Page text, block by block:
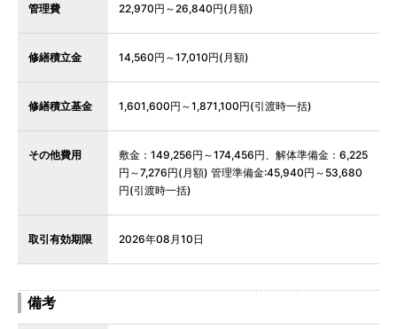
管理費 22,970円～26,840円(月額)
修繕積立金 14,560円～17,010円(月額)
修繕積立基金 1,601,600円～1,871,100円(引渡時一括)
その他費用
敷金：149,256円～174,456円、解体準備金：6,225
円～7,276円(月額) 管理準備金:45,940円～53,680
円(引渡時一括)
取引有効期限 2026年08月10日
備考